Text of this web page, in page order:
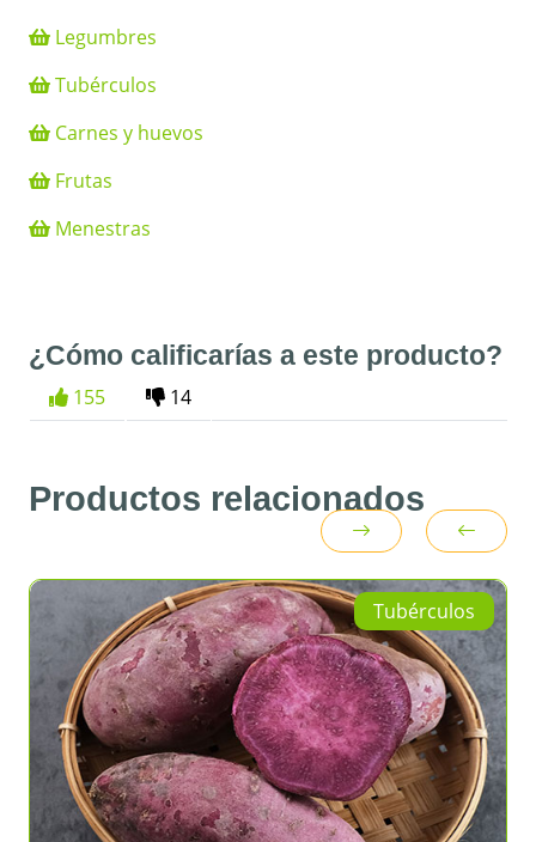
Legumbres
Tubérculos
Carnes y huevos
Frutas
Menestras
¿Cómo calificarías a este producto?
155 14
Productos relacionados
Tubérculos